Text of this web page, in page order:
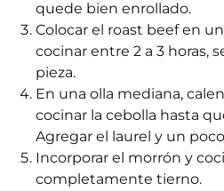
quede bien enrollado.
Colocar el roast beef en
cocinar entre 2 a 3 horas,
pieza.
En una olla mediana,
cocinar la cebolla hasta
Agregar el laurel y un
Incorporar el morrón y
completamente tierno.